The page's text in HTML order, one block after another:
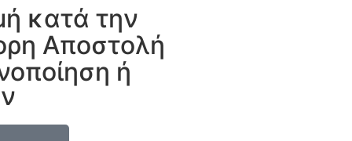
κατά την
Αποστολή
ή